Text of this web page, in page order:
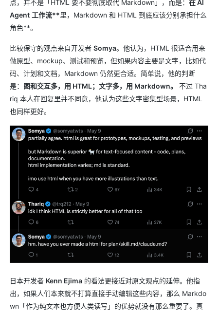
点，并不是「HTML 要不要彻底取代 Markdown」，而是： 在 AI
Agent 工作流**里，Markdown 和 HTML 到底应该分别承担什么
角色**。
比较保守的观点来自开发者 Somya。他认为，HTML 很适合用来
做原型、mockup、测试和预览，但如果内容主要是文字，比如代
码、计划和文档，Markdown 仍然更合适。简单说，他的判断
是： 图和交互多，用 HTML；文字多，用 Markdown。
不过 Tha
riq 本人在回复里并不同意，他认为这些文字密集型场景，HTML
也同样更好。
日本开发者 Kenn Ejima 的看法更接近对原文观点的延伸。他指
出，如果人们本来就不打算直接手动编辑这些内容，那么 Markdo
wn「作为纯文本也方便人类读写」的优势就没有那么重要了。真